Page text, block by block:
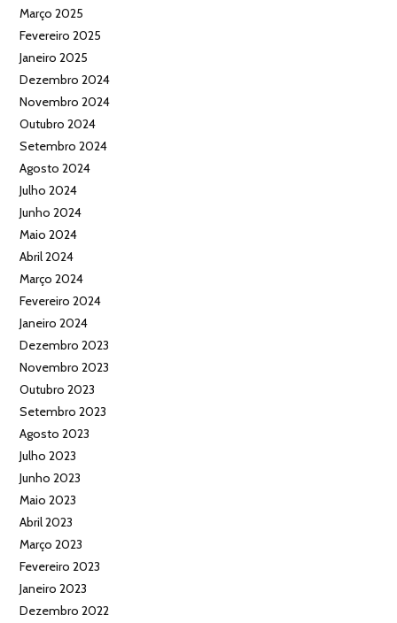
Março 2025
Fevereiro 2025
Janeiro 2025
Dezembro 2024
Novembro 2024
Outubro 2024
Setembro 2024
Agosto 2024
Julho 2024
Junho 2024
Maio 2024
Abril 2024
Março 2024
Fevereiro 2024
Janeiro 2024
Dezembro 2023
Novembro 2023
Outubro 2023
Setembro 2023
Agosto 2023
Julho 2023
Junho 2023
Maio 2023
Abril 2023
Março 2023
Fevereiro 2023
Janeiro 2023
Dezembro 2022